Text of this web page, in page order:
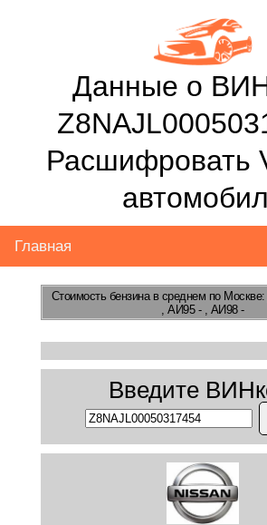
Данные о
Расшифровать
Главная
Стоимость бензинав среднем по
, АИ95 - , АИ98 -
Введите